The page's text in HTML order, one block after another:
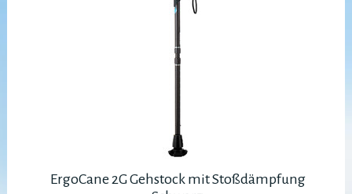
ErgoCane 2G Gehstock mit Stoßdämpfung